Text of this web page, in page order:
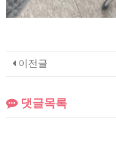
이전글
댓글목록